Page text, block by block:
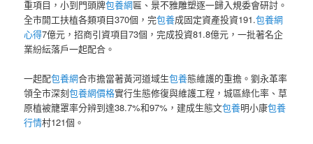
重項目，小到門頭牌包養網匾、景不雅雕塑逐一歸入規委會研討。
全市開工扶植各類項目370個，完包養成固定資產投資191.包養網
心得7億元，招商引資項目73個，完成投資81.8億元，一批著名企
業紛紜落戶一起配合。
一起配包養網合市擔當著黃河道域生包養態維護的重擔。劉永革率
領全市深刻包養網價格實行生態修復與維護工程，城區綠化率、草
原植被籠罩率分辨到達38.7%和97%，建成生態文包養明小康包養
行情村121個。